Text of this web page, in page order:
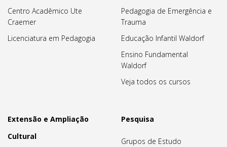
Centro Acadêmico Ute
Craemer
Licenciatura em Pedagogia
Pedagogia de Emergência e
Trauma
Educação Infantil Waldorf
Ensino Fundamental
Waldorf
Veja todos os cursos
Extensão e Ampliação
Cultural
Pesquisa
Grupos de Estudo